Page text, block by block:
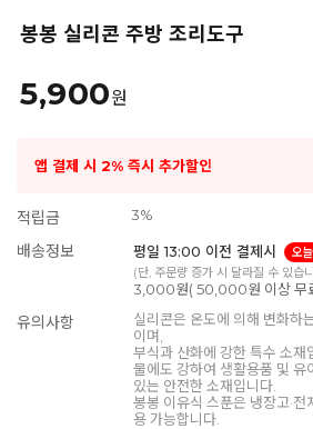
봉봉 실리콘 주방 조리도구
5,900원
앱 결제 시 2% 즉시 추가할인
적립금 3%
배송정보 평일 13:00 이전 결제시
오
(단, 주문량 증가 시 달라질 수 있습
3,000원( 50,000원 이상 무
유의사항
실리콘은 온도에 의해 변화하
이며,
부식과 산화에 강한 특수 소재
물에도 강하여 생활용품 및 유
있는 안전한 소재입니다.
봉봉 이유식 스푼은 냉장고·전
용 가능합니다.